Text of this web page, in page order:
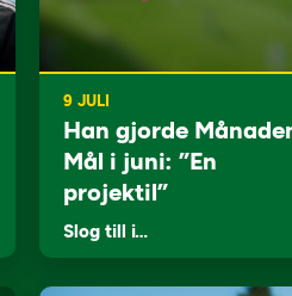
9 JULI
Han gjorde
Mål i juni: ”En
projektil”
Slog till i…